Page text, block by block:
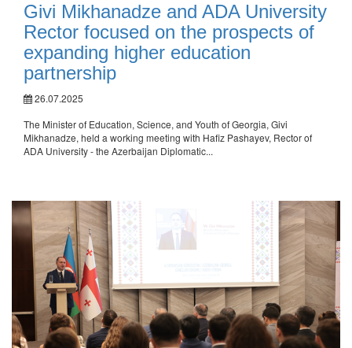
Givi Mikhanadze and ADA University
Rector focused on the prospects of
expanding higher education
partnership
26.07.2025
The Minister of Education, Science, and Youth of Georgia, Givi
Mikhanadze, held a working meeting with Hafiz Pashayev, Rector of
ADA University - the Azerbaijan Diplomatic...